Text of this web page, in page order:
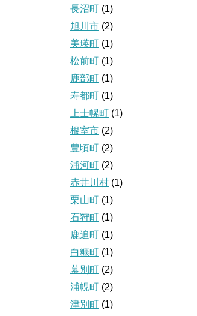
長沼町 (1)
旭川市 (2)
美瑛町 (1)
松前町 (1)
鹿部町 (1)
寿都町 (1)
上士幌町 (1)
根室市 (2)
豊頃町 (2)
浦河町 (2)
赤井川村 (1)
栗山町 (1)
石狩町 (1)
鹿追町 (1)
白糠町 (1)
幕別町 (2)
浦幌町 (2)
津別町 (1)